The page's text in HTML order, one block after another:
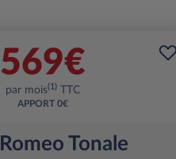
569€
par mois(1) TTC
APPORT 0€
Tonale